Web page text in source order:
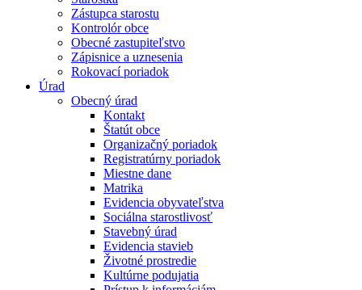
Zástupca starostu
Kontrolór obce
Obecné zastupiteľstvo
Zápisnice a uznesenia
Rokovací poriadok
Úrad
Obecný úrad
Kontakt
Štatút obce
Organizačný poriadok
Registratúrny poriadok
Miestne dane
Matrika
Evidencia obyvateľstva
Sociálna starostlivosť
Stavebný úrad
Evidencia stavieb
Životné prostredie
Kultúrne podujatia